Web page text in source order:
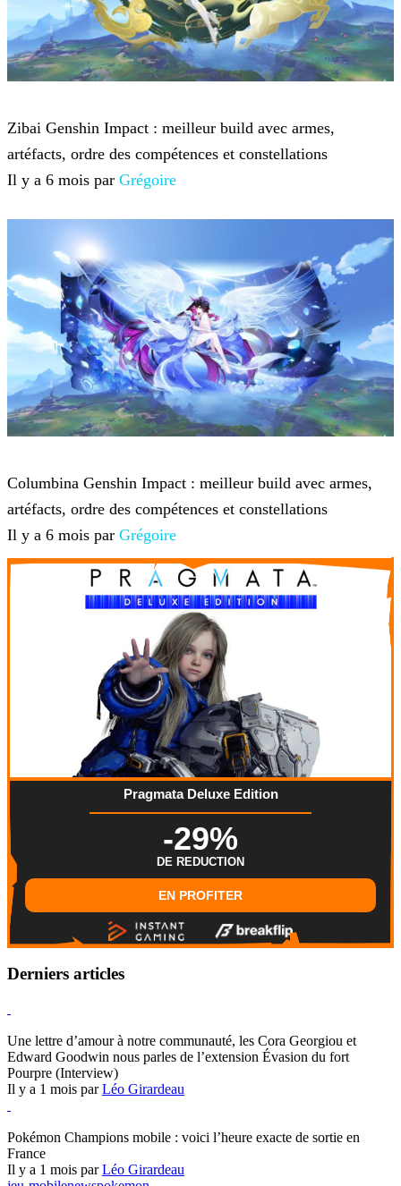
Zibai Genshin Impact : meilleur build avec armes,
artéfacts, ordre des compétences et constellations
Il y a 6 mois par Grégoire
Columbina Genshin Impact : meilleur build avec armes,
artéfacts, ordre des compétences et constellations
Il y a 6 mois par Grégoire
Pragmata Deluxe Edition
-29%
DE REDUCTION
EN PROFITER
Derniers articles
Une lettre d’amour à notre communauté, les Cora Georgiou et
Edward Goodwin nous parles de l’extension Évasion du fort
Pourpre (Interview)
Il y a 1 mois parLéo Girardeau
Pokémon Champions mobile : voici l’heure exacte de sortie en
France
Il y a 1 mois parLéo Girardeau